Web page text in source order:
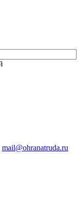
mail@ohranatruda.ru